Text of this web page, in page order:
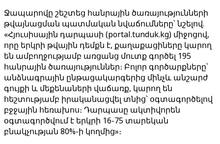
Ջապարովը շեշտեց հանրային ծառայությունների
թվայնացման պատմական նվաճումները՝ նշելով.
«Հյուսիսային դարպասի (portal.tunduk.kg) միջոցով,
որը երկրի թվային դեմքն է, քաղաքացիները կարող
են ամբողջությամբ առցանց մուտք գործել 195
հանրային ծառայություններ։ Բոլոր գործարքները՝
անձնագրային ընթացակարգերից մինչև անշարժ
գույքի և մեքենաների վաճառք, կարող են
հեշտությամբ իրականացվել տնից՝ օգտագործելով
բջջային հեռախոս։ Դարպասը ակտիվորեն
օգտագործվում է երկրի 16-75 տարեկան
բնակչության 80%-ի կողմից»։